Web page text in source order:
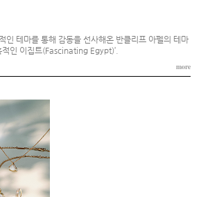
인 테마를 통해 감동을 선사해온 반클리프 아펠의 테마
적인 이집트(Fascinating Egypt)’.
more